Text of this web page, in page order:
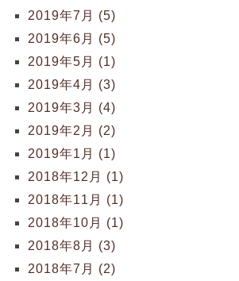
2019年7月 (5)
2019年6月 (5)
2019年5月 (1)
2019年4月 (3)
2019年3月 (4)
2019年2月 (2)
2019年1月 (1)
2018年12月 (1)
2018年11月 (1)
2018年10月 (1)
2018年8月 (3)
2018年7月 (2)